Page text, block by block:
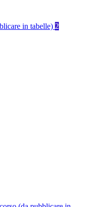
in tabelle) 2